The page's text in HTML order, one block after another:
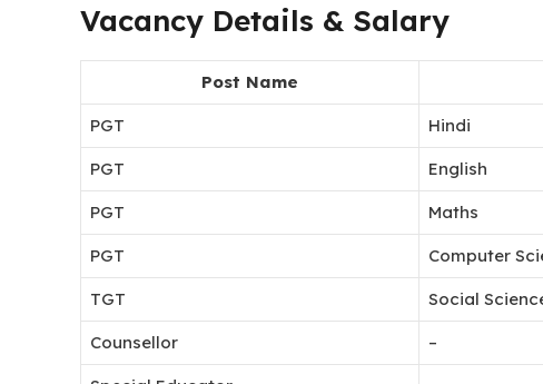
Vacancy Details & Salary
Post Name
PGT Hindi
PGT English
PGT Maths
PGT Computer
TGT Social
Counsellor –